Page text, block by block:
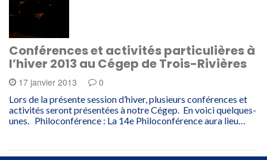
Conférences et activités particulières à
l’hiver 2013 au Cégep de Trois-Rivières
17 janvier 2013 0
Lors de la présente session d’hiver, plusieurs conférences et
activités seront présentées à notre Cégep. En voici quelques-
unes. Philoconférence : La 14e Philoconférence aura lieu…